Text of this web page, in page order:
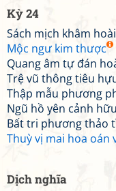
Kỳ 24
Sách mịch khâm
Mộc ngư kim thược
Quang âm tự đán
Trệ vũ thông tiêu
Thập mẫu phương
Ngũ hồ yên cảnh
Bất tri phương thảo
Thuỳ vị mai hoa oán
Dịch nghĩa